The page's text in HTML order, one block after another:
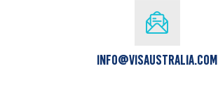
info@visaustralia.com